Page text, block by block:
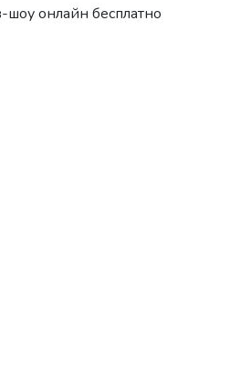
шоу онлайн бесплатно